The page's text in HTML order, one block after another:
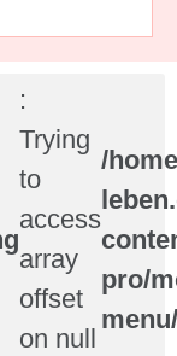
:
Trying
to
access
array
offset
on null
/
pro/